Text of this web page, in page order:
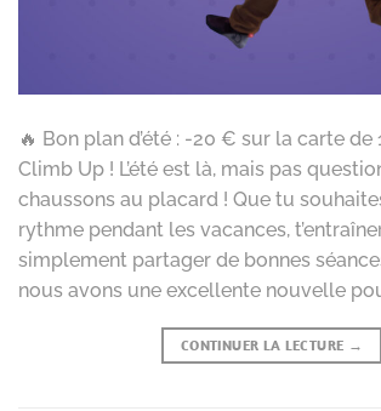
🔥 Bon plan d’été : -20 € sur la carte de
Climb Up ! L’été est là, mais pas
chaussons au placard ! Que tu
rythme pendant les vacances,
simplement partager de bonnes
nous avons une excellente nouvelle
CONTINUER LA LECTURE →